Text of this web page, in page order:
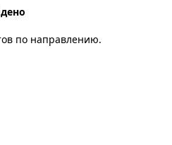
по направлению.